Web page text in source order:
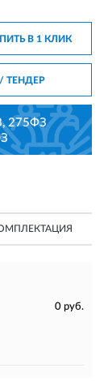
В 1 КЛИК
ТЕНДЕР
275ФЗ
0 руб.